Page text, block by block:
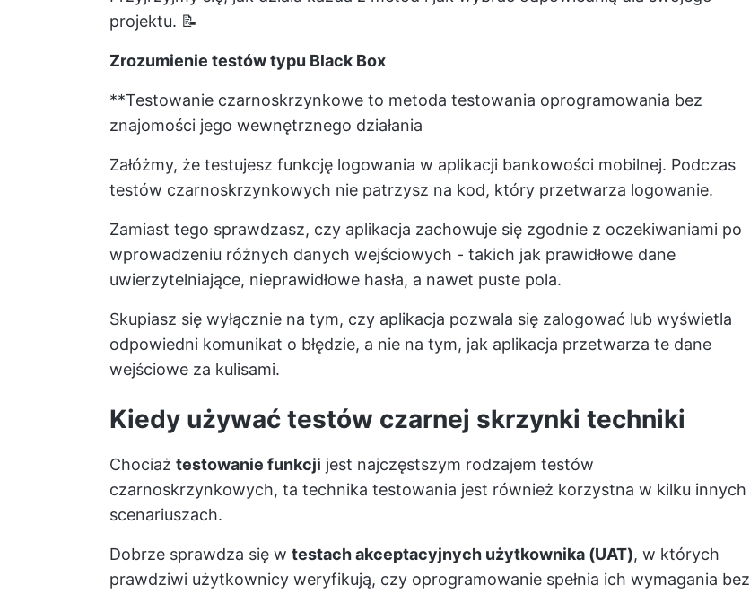
projektu. 📝
Zrozumienie testów typu Black Box
**Testowanie czarnoskrzynkowe to metoda testowania oprogramowania bez
znajomości jego wewnętrznego działania
Załóżmy, że testujesz funkcję logowania w aplikacji bankowości mobilnej. Podczas
testów czarnoskrzynkowych nie patrzysz na kod, który przetwarza logowanie.
Zamiast tego sprawdzasz, czy aplikacja zachowuje się zgodnie z oczekiwaniami po
wprowadzeniu różnych danych wejściowych - takich jak prawidłowe dane
uwierzytelniające, nieprawidłowe hasła, a nawet puste pola.
Skupiasz się wyłącznie na tym, czy aplikacja pozwala się zalogować lub wyświetla
odpowiedni komunikat o błędzie, a nie na tym, jak aplikacja przetwarza te dane
wejściowe za kulisami.
Kiedy używać testów czarnej skrzynki techniki
Chociaż testowanie funkcji jest najczęstszym rodzajem testów
czarnoskrzynkowych, ta technika testowania jest również korzystna w kilku innych
scenariuszach.
Dobrze sprawdza się w testach akceptacyjnych użytkownika (UAT), w których
prawdziwi użytkownicy weryfikują, czy oprogramowanie spełnia ich wymagania bez